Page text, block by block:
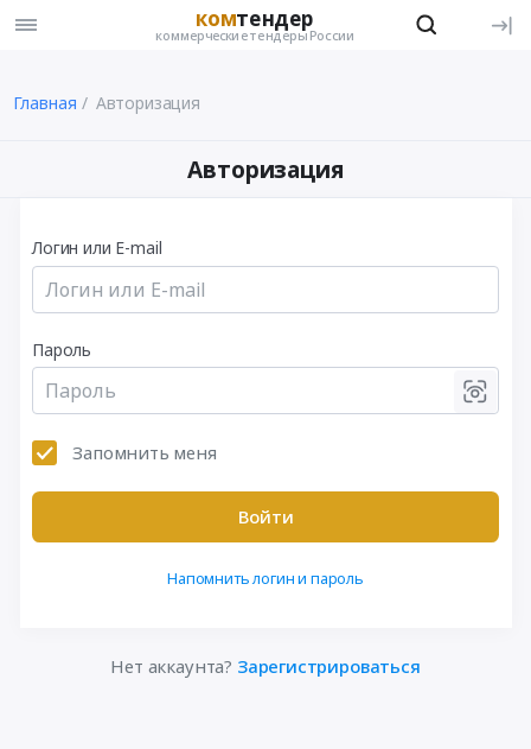
комтендер
коммерческие тендеры России
Главная Авторизация
Авторизация
Логин или E-mail
Пароль
Запомнить меня
Войти
Напомнить логин и пароль
Нет аккаунта? Зарегистрироваться